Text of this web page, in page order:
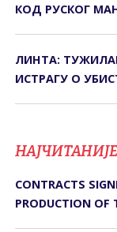
КОД РУСКОГ
ЛИНТА:
ИСТРАГУ О
CONTRACTS
PRODUCTION OF